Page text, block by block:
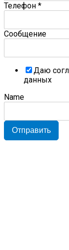
Телефон *
Сообщение
Даю
данных
Name
Отправить